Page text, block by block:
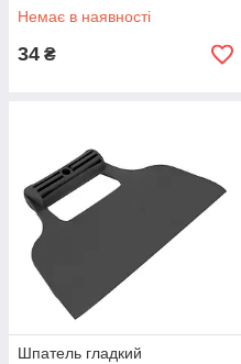
Немає в наявності
34 ₴
Шпатель гладкий